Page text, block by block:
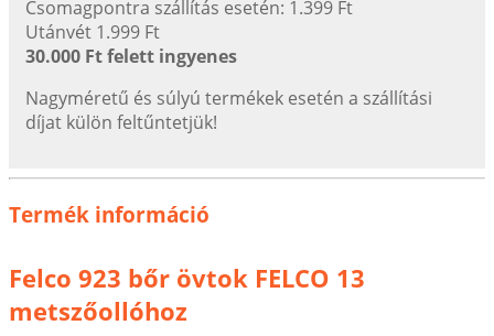
Csomagpontra szállítás esetén: 1.399 Ft
Utánvét 1.999 Ft
30.000 Ft felett ingyenes
Nagyméretű és súlyú termékek esetén a szállítási
díjat külön feltűntetjük!
Termék információ
Felco 923 bőr övtok FELCO 13
metszőollóhoz